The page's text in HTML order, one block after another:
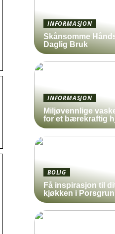
INFORMASJON
Skånsomme
Daglig Bruk
INFORMASJON
Miljøvennlige
for et bærekraftig
BOLIG
Få inspirasjon til
kjøkken i